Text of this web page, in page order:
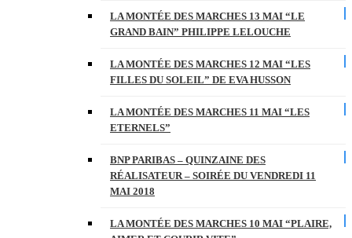
LA MONTÉE DES MARCHES 13 MAI “LE
GRAND BAIN” PHILIPPE LELOUCHE
LA MONTÉE DES MARCHES 12 MAI “LES
FILLES DU SOLEIL” DE EVA HUSSON
LA MONTÉE DES MARCHES 11 MAI “LES
ETERNELS”
BNP PARIBAS – QUINZAINE DES
RÉALISATEUR – SOIRÉE DU VENDREDI 11
MAI 2018
LA MONTÉE DES MARCHES 10 MAI “PLAIRE,